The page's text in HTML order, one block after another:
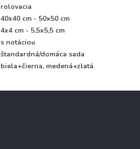
rolovacia
40x40 cm - 50x50 cm
4x4 cm - 5,5x5,5 cm
s notáciou
štandardná/domáca sada
biela+čierna, medená+zlatá